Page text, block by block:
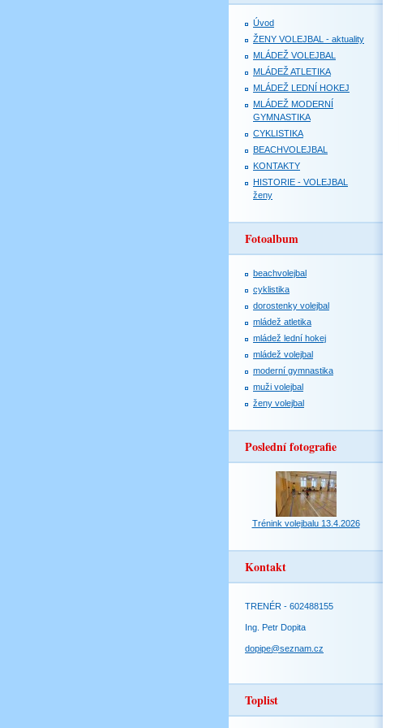
Úvod
ŽENY VOLEJBAL - aktuality
MLÁDEŽ VOLEJBAL
MLÁDEŽ ATLETIKA
MLÁDEŽ LEDNÍ HOKEJ
MLÁDEŽ MODERNÍ
GYMNASTIKA
CYKLISTIKA
BEACHVOLEJBAL
KONTAKTY
HISTORIE - VOLEJBAL
ženy
Fotoalbum
beachvolejbal
cyklistika
dorostenky volejbal
mládež atletika
mládež lední hokej
mládež volejbal
moderní gymnastika
muži volejbal
ženy volejbal
Poslední fotografie
Trénink volejbalu 13.4.2026
Kontakt
TRENÉR - 602488155
Ing. Petr Dopita
dopipe@seznam.cz
Toplist